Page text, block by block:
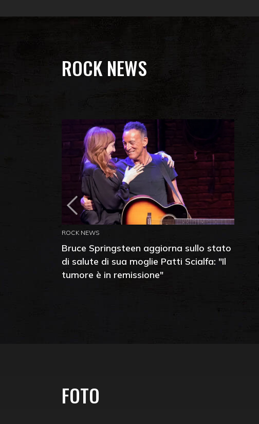
ROCK NEWS
ROCK NEWS
Bruce Springsteen aggiorna sullo stato
di salute di sua moglie Patti Scialfa: "Il
tumore è in remissione"
FOTO